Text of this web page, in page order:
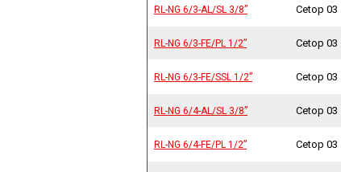
RL-NG 6/3-AL/SL 3/8” Cetop 03
RL-NG 6/3-FE/PL 1/2” Cetop 03
RL-NG 6/3-FE/SSL 1/2” Cetop 03
RL-NG 6/4-AL/SL 3/8” Cetop 03
RL-NG 6/4-FE/PL 1/2” Cetop 03
RL-NG 6/3-AL/SL 3/8”
RL-NG 6/3-FE/PL 1/2”
RL-NG 6/3-FE/SSL 1/2”
RL-NG 6/4-AL/SL 3/8”
RL-NG 6/4-FE/PL 1/2”